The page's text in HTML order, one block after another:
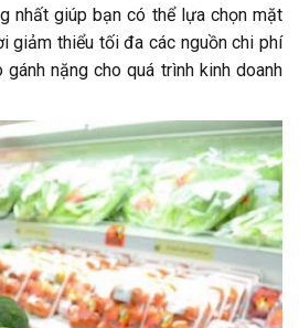
nhất giúp bạn có thể lựa chọn mặt
giảm thiểu tối đa các nguồn chi phí
nặng cho quá trình kinh doanh